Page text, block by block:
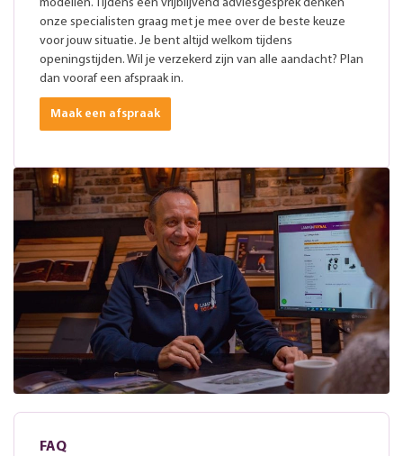
modellen. Tijdens een vrijblijvend adviesgesprek denken
onze specialisten graag met je mee over de beste keuze
voor jouw situatie. Je bent altijd welkom tijdens
openingstijden. Wil je verzekerd zijn van alle aandacht? Plan
dan vooraf een afspraak in.
Maak een afspraak
FAQ